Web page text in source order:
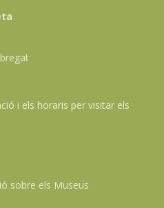
i els horaris per visitar els
sobre els Museus